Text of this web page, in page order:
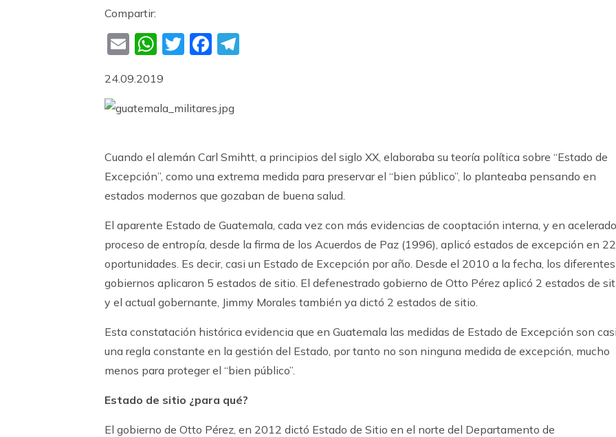
Compartir:
EmailWhatsApp
TwitterFacebook
24.09.2019
Cuando el alemán Carl Smihtt, a principios del siglo XX, elaboraba su teoría política sobre “Estado de
Excepción”, como una extrema medida para preservar el “bien público”, lo planteaba pensando en
estados modernos que gozaban de buena salud.
El aparente Estado de Guatemala, cada vez con más evidencias de cooptación interna, y en acelerado
proceso de entropía, desde la firma de los Acuerdos de Paz (1996), aplicó estados de excepción en 22
oportunidades. Es decir, casi un Estado de Excepción por año. Desde el 2010 a la fecha, los diferentes
gobiernos aplicaron 5 estados de sitio. El defenestrado gobierno de Otto Pérez aplicó 2 estados de
y el actual gobernante, Jimmy Morales también ya dictó 2 estados de sitio.
Esta constatación histórica evidencia que en Guatemala las medidas de Estado de Excepción son casi
una regla constante en la gestión del Estado, por tanto no son ninguna medida de excepción, mucho
menos para proteger el “bien público”.
Estado de sitio ¿para qué?
El gobierno de Otto Pérez, en 2012 dictó Estado de Sitio en el norte del Departamento de